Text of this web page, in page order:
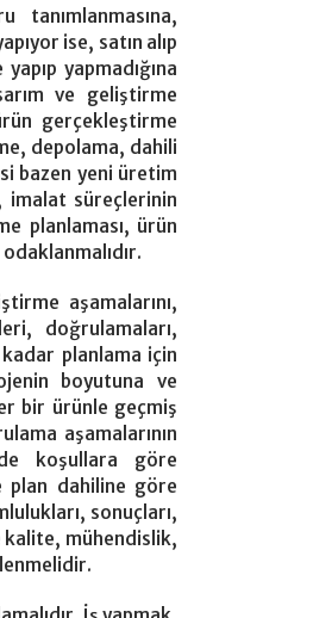
ise, satın alıp
yapmadığına
ve geliştirme
gerçekleştirme
depolama, dahili
bazen yeni üretim
imalat süreçlerinin
planlaması, ürün
aşamalarını,
doğrulamaları,
planlama için
boyutuna ve
bir ürünle geçmiş
aşamalarının
koşullara göre
plan dahiline göre
sonuçları,
kalite, mühendislik,